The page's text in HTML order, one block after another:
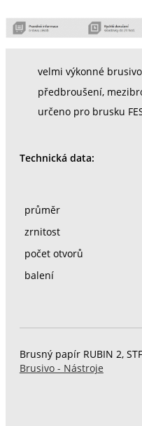
velmi výkonné
předbroušení,
určeno pro brusku
Technická data:
průměr
zrnitost
počet otvorů
balení
Brusný papír RUBIN 2,
Brusivo - Nástroje